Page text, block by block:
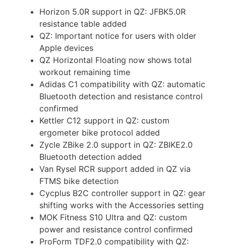
Horizon 5.0R support in QZ: JFBK5.0R
resistance table added
QZ: Important notice for users with older
Apple devices
QZ Horizontal Floating now shows total
workout remaining time
Adidas C1 compatibility with QZ: automatic
Bluetooth detection and resistance control
confirmed
Kettler C12 support in QZ: custom
ergometer bike protocol added
Zycle ZBike 2.0 support in QZ: ZBIKE2.0
Bluetooth detection added
Van Rysel RCR support added in QZ via
FTMS bike detection
Cycplus B2C controller support in QZ: gear
shifting works with the Accessories setting
MOK Fitness S10 Ultra and QZ: custom
power and resistance control confirmed
ProForm TDF2.0 compatibility with QZ: